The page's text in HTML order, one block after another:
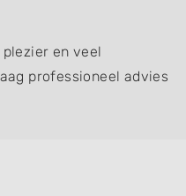
en veel
professioneel advies